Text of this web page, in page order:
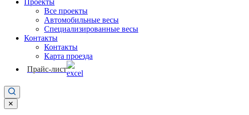
Проекты
Все проекты
Автомобильные весы
Специализированные весы
Контакты
Контакты
Карта проезда
Прайс-лист
✕